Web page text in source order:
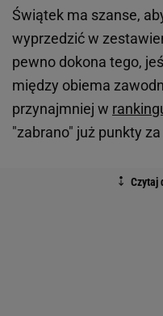
Świątek ma szanse,
wyprzedzić w
pewno dokona tego,
między obiema
przynajmniej w
"zabrano" już punkty